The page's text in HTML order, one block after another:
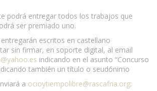
podrá entregar todos los trabajos que
ser premiado uno.
escritos en castellano
sin firmar, en soporte digital, al email
indicando en el asunto “Concurso
también un título o seudónimo
a ocioytiempolibre@rascafria.org: